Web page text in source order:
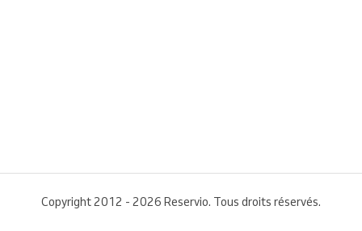
Copyright 2012 - 2026 Reservio. Tous droits réservés.